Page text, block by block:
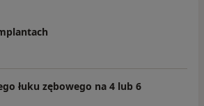
łuku zębowego na 4 lub 6